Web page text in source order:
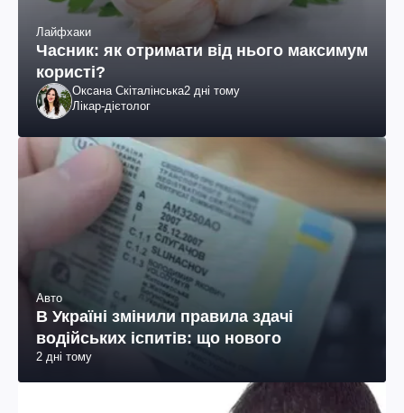
Лайфхаки
Часник: як отримати від нього максимум
користі?
Оксана Скіталінська2 дні тому
Лікар-дієтолог
Авто
В Україні змінили правила здачі
водійських іспитів: що нового
2 дні тому